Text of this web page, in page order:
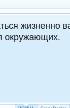
жизненно
окружающих.